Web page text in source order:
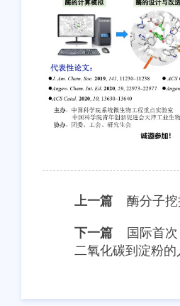
上一篇 酶分子
下一篇
国际首
二氧化碳到淀粉的